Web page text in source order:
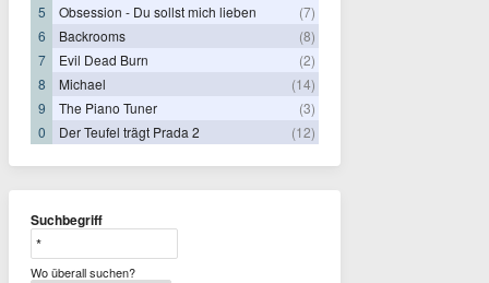
5
Obsession - Du sollst mich lieben
(7)
6
Backrooms
(8)
7
Evil Dead Burn
(2)
8
Michael
(14)
9
The Piano Tuner
(3)
0
Der Teufel trägt Prada 2 (12)
Suchbegriff
Wo überall suchen?